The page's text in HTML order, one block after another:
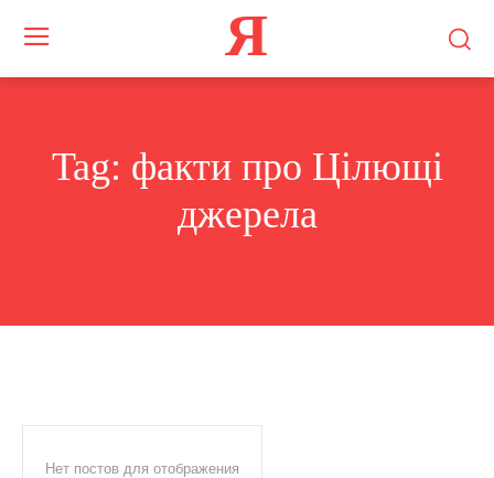
Я
Tag: факти про Цілющі
джерела
Нет постов для отображения